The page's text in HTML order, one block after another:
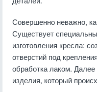
Совершенно неважно,
Существует
изготовления кресла:
отверстий под
обработка лаком.
изделия, который